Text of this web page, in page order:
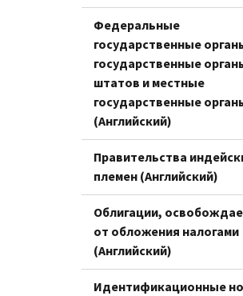
Федеральные
государственные
государственные
штатов и местные
государственные
(Английский)
Правительства
племен (Английский)
Облигации,
от обложения налогами
(Английский)
Идентификационные